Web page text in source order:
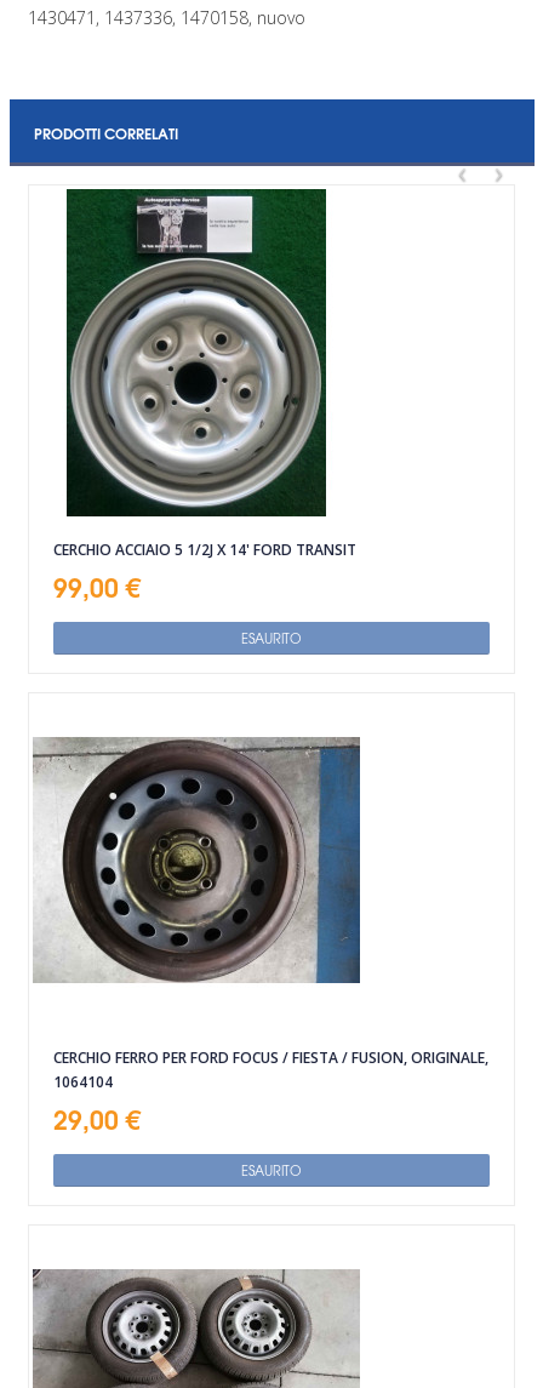
1430471, 1437336, 1470158, nuovo
PRODOTTI CORRELATI
‹ ›
CERCHIO ACCIAIO 5 1/2J X 14' FORD TRANSIT
99,00 €
ESAURITO
CERCHIO FERRO PER FORD FOCUS / FIESTA / FUSION, ORIGINALE,
1064104
29,00 €
ESAURITO